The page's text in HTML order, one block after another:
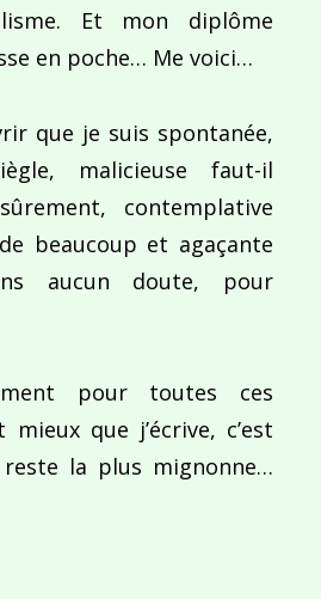
Et mon diplôme
en poche… Me voici…
que je suis spontanée,
malicieuse faut-il
contemplative
beaucoup et agaçante
aucun doute, pour
pour toutes ces
mieux que j’écrive, c’est
la plus mignonne…